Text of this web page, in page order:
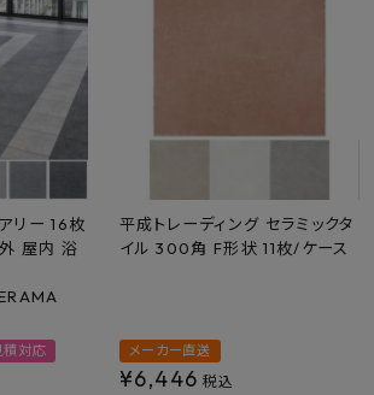
リー 16枚
屋内 浴
積対応
平成トレーディング セラミックタ
イル 300角 F形状 11枚/ケース
メーカー直送
¥6,446 税込